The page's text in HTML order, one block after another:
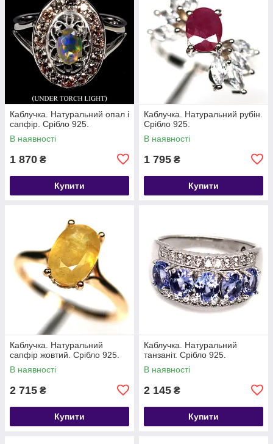
Каблучка. Натуральний опал і
сапфір. Срібло 925.
В наявності
1 870 ₴
Купити
Каблучка. Натуральний рубін.
Срібло 925.
В наявності
1 795 ₴
Купити
Каблучка. Натуральний
сапфір жовтий. Срібло 925.
В наявності
2 715 ₴
Купити
Каблучка. Натуральний
танзаніт. Срібло 925.
В наявності
2 145 ₴
Купити